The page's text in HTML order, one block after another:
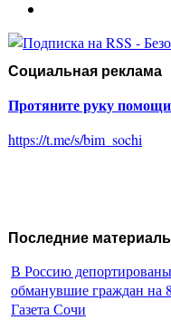
Социальная реклама
Протяните руку
https://t.me/s/bim_sochi
Последние
В Россию
обманувшие граждан на
Газета Сочи